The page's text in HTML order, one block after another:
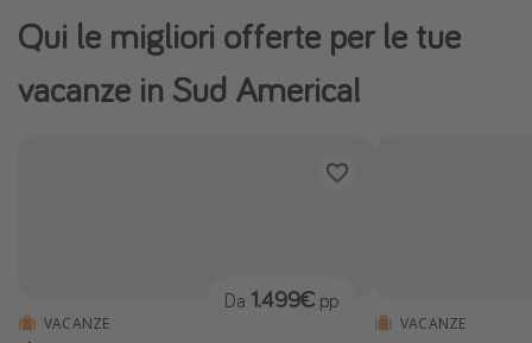
Qui le migliori offerte per le tue
vacanze in Sud America!
VACANZE
Da 1.499€ pp
VACANZE